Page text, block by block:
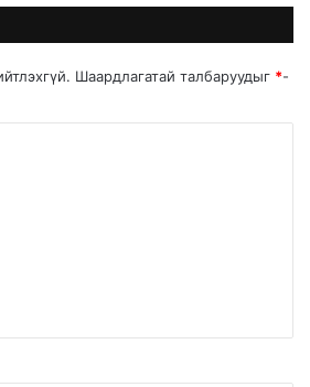
Шаардлагатай талбаруудыг *-